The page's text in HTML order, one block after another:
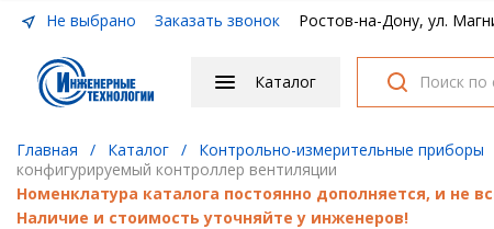
Не выбрано Заказать звонок Ростов-на-Дону, ул.
Каталог
Главная / Каталог / Контрольно-измерительные приборы
конфигурируемый контроллер вентиляции
Номенклатура каталога постоянно дополняется, и не
Наличие и стоимость уточняйте у инженеров!